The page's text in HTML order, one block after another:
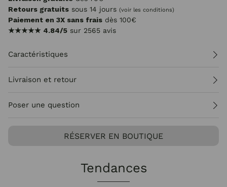
Retours gratuits sous 14 jours (voir les conditions)
Paiement en 3X sans frais dès 100€
★★★★★ 4.84/5 sur 2565 avis
Caractéristiques
Livraison et retour
Poser une question
RÉSERVER EN BOUTIQUE
Tendances